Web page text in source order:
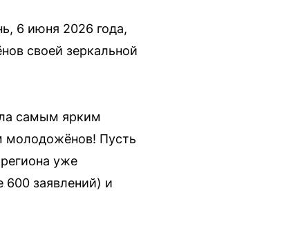
6 июня 2026 года,
своей зеркальной
самым ярким
молодожёнов! Пусть
уже
заявлений) и